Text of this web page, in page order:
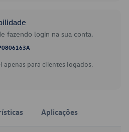
fazendo login na sua conta.
para clientes logados.
Aplicações